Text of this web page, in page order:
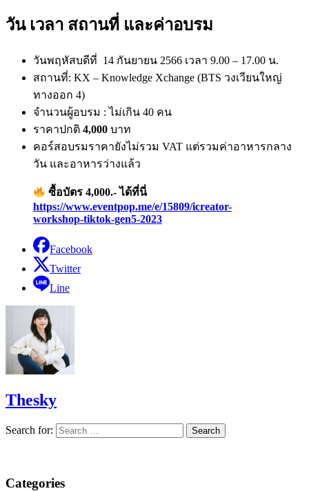
วัน เวลา สถานที่ และค่าอบรม
วันพฤหัสบดีที่ 14 กันยายน 2566 เวลา 9.00 – 17.00 น.
สถานที่: KX – Knowledge Xchange (BTS วงเวียนใหญ่
ทางออก 4)
จำนวนผู้อบรม : ไม่เกิน 40 คน
ราคาปกติ 4,000 บาท
คอร์สอบรมราคายังไม่รวม VAT แต่รวมค่าอาหารกลาง
วัน และอาหารว่างแล้ว
ซื้อบัตร 4,000.- ได้ที่นี่
https://www.eventpop.me/e/15809/icreator-
workshop-tiktok-gen5-2023
Facebook
Twitter
Line
Thesky
Search for:
Categories